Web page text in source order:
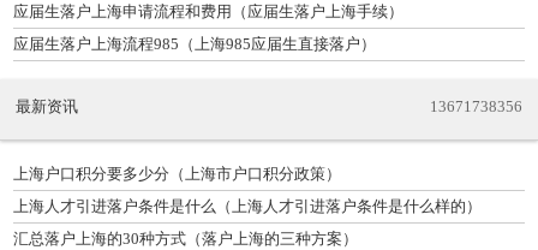
程）
应届生落户上海申请流程和费用（应届生落户上海手续）
应届生落户上海流程985（上海985应届生直接落户）
最新资讯 13671738356
上海户口积分要多少分（上海市户口积分政策）
上海人才引进落户条件是什么（上海人才引进落户条件是什么样的）
汇总落户上海的30种方式（落户上海的三种方案）